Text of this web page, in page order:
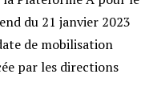
du 21 janvier 2023
de mobilisation
par les directions